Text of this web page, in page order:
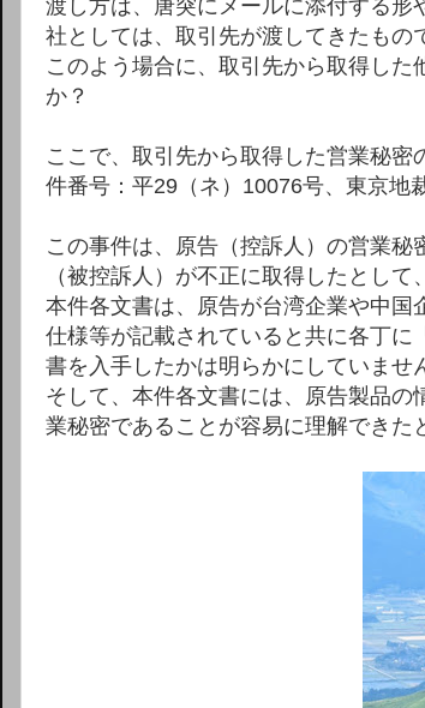
渡し方は、唐突にメールに添付する形
社としては、取引先が渡してきたもの
このよう場合に、取引先から取得し
か？
ここで、取引先から取得した営業秘
件番号：平29（ネ）10076号、東京地
この事件は、原告（控訴人）の営業
（被控訴人）が不正に取得したとし
本件各文書は、原告が台湾企業や中国
仕様等が記載されていると共に各丁
書を入手したかは明らかにしていませ
そして、本件各文書には、原告製品
業秘密であることが容易に理解できた